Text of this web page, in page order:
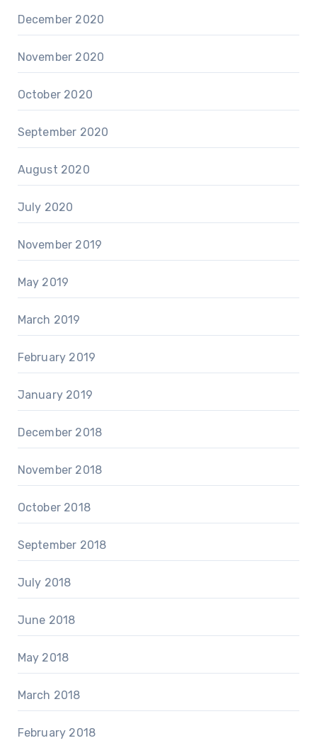
December 2020
November 2020
October 2020
September 2020
August 2020
July 2020
November 2019
May 2019
March 2019
February 2019
January 2019
December 2018
November 2018
October 2018
September 2018
July 2018
June 2018
May 2018
March 2018
February 2018